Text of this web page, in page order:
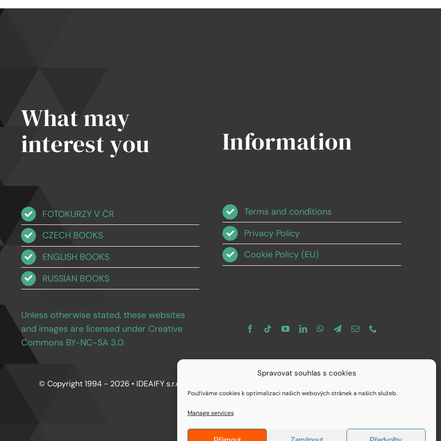
Spravovat souhlas s cookies
Používáme cookies k optimalizaci našich webových stránek a našich služeb.
Manage services
střední
What may
interest you
FOTOKURZY V ČR
CZECH BOOKS
ENGLISH BOOKS
RUSSIAN BOOKS
Information
Terms and conditions
Privacy Policy
Cookie Policy (EU)
Unless otherwise stated, these websites
and images are licensed under Creative
Commons BY-NC-SA 3.0.
© Copyright 1994 - 2026 • IDEAIFY s.r.o.